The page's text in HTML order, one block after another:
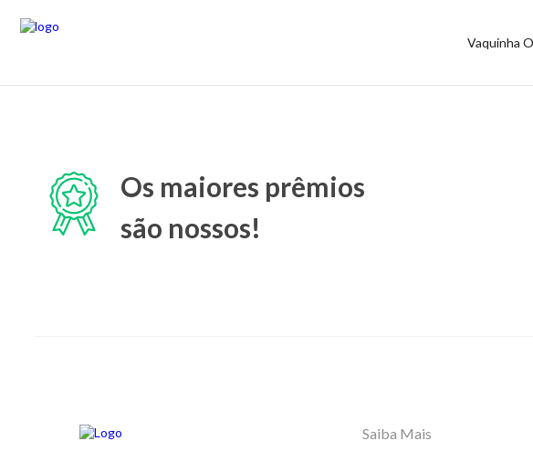
Vaquinha
Os maiores prêmios
são nossos!
Saiba Mais